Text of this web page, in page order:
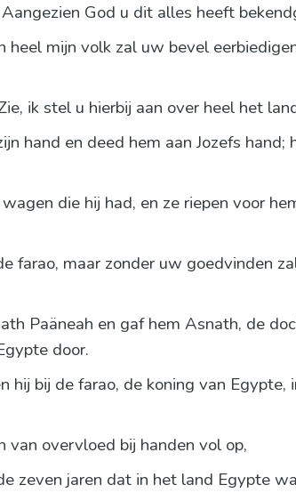
God u dit alles heeft
heel mijn volk zal uw bevel
ik stel u hierbij aan over heel het
hand en deed hem aan Jozefs
die hij had, en ze riepen voor
farao, maar zonder uw goedvinden
Paäneah en gaf hem Asnath, de
door.
hij bij de farao, de koning van
van overvloed bij handen vol op,
zeven jaren dat in het land Egypte